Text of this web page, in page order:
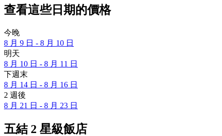
查看這些日期的價格
今晚
8 月 9 日 - 8 月 10 日
明天
8 月 10 日 - 8 月 11 日
下週末
8 月 14 日 - 8 月 16 日
2 週後
8 月 21 日 - 8 月 23 日
五結 2 星級飯店